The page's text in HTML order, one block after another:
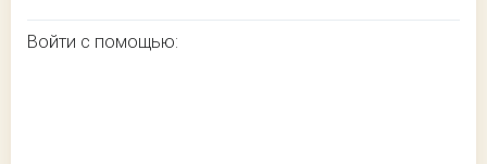
Войти с помощью: